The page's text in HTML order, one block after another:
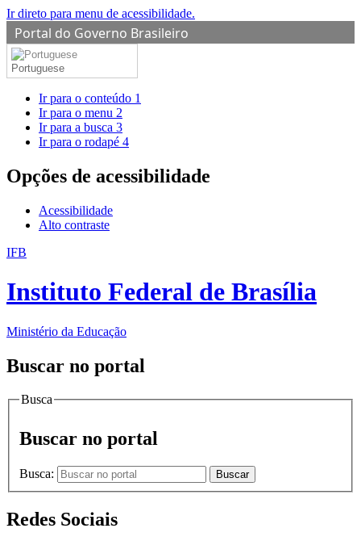
Ir direto para menu de acessibilidade.
Portal do Governo Brasileiro
Portuguese
Ir para o conteúdo 1
Ir para o menu 2
Ir para a busca 3
Ir para o rodapé 4
Opções de acessibilidade
Acessibilidade
Alto contraste
IFB
Instituto Federal de Brasília
Ministério da Educação
Buscar no portal
Busca
Buscar no portal
Busca: Buscar
Redes Sociais